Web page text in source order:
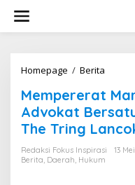
w
Homepage / Berita
m
p
e
r
e
Mempererat
Advokat
The Tring
Redaksi Fokus Inspirasi
13
Berita, Daerah, Hukum